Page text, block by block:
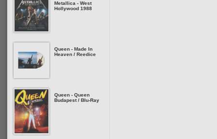
Metallica - West
Hollywood 1988
Queen - Made In
Heaven / Reedice
Queen - Queen
Budapest / Blu-Ray